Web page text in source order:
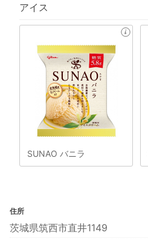
アイス
SUNAO バニラ
住所
茨城県筑西市直井1149